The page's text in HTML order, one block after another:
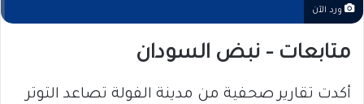
ورد الآن
متابعات – نبض السودان
أكدت تقارير صحفية من مدينة الفولة تصاعد التوتر